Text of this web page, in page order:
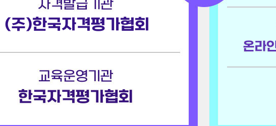
(주)한국자격평가협회